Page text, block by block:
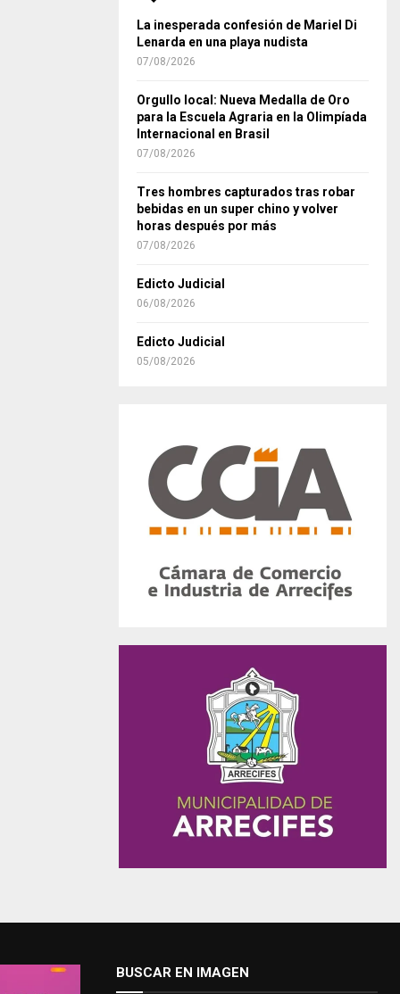
La inesperada confesión de Mariel Di
Lenarda en una playa nudista
07/08/2026
Orgullo local: Nueva Medalla de Oro
para la Escuela Agraria en la Olimpíada
Internacional en Brasil
07/08/2026
Tres hombres capturados tras robar
bebidas en un super chino y volver
horas después por más
07/08/2026
Edicto Judicial
06/08/2026
Edicto Judicial
05/08/2026
BUSCAR EN IMAGEN